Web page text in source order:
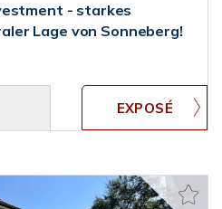
- starkes
Lage von Sonneberg!